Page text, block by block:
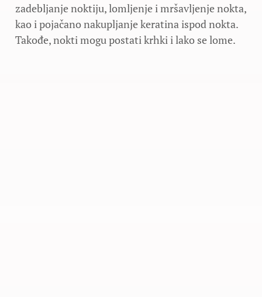
zadebljanje noktiju, lomljenje i mršavljenje nokta,
kao i pojačano nakupljanje keratina ispod nokta.
Takođe, nokti mogu postati krhki i lako se lome.